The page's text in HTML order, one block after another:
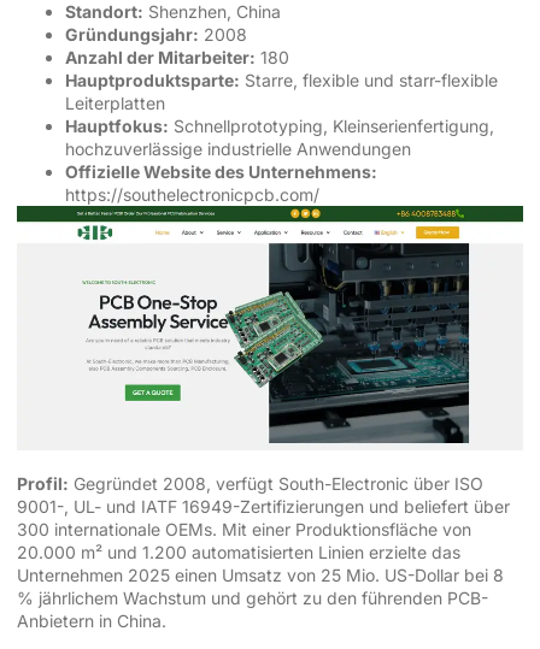
Standort: Shenzhen, China
Gründungsjahr: 2008
Anzahl der Mitarbeiter: 180
Hauptproduktsparte: Starre, flexible und starr-flexible
Leiterplatten
Hauptfokus: Schnellprototyping, Kleinserienfertigung,
hochzuverlässige industrielle Anwendungen
Offizielle Website des Unternehmens:
https://southelectronicpcb.com/
Profil: Gegründet 2008, verfügt South-Electronic über ISO
9001-, UL- und IATF 16949-Zertifizierungen und beliefert über
300 internationale OEMs. Mit einer Produktionsfläche von
20.000 m² und 1.200 automatisierten Linien erzielte das
Unternehmen 2025 einen Umsatz von 25 Mio. US-Dollar bei 8
% jährlichem Wachstum und gehört zu den führenden PCB-
Anbietern in China.